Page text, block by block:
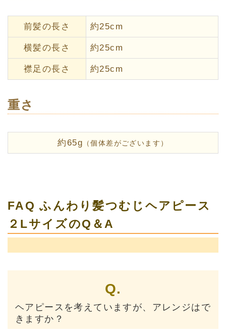
前髪の長さ 約25cm
横髪の長さ 約25cm
襟足の長さ 約25cm
重さ
約65g （個体差がございます）
FAQ ふんわり髪つむじヘアピース
２LサイズのQ＆A
Q.
ヘアピースを考えていますが、アレンジはで
きますか？